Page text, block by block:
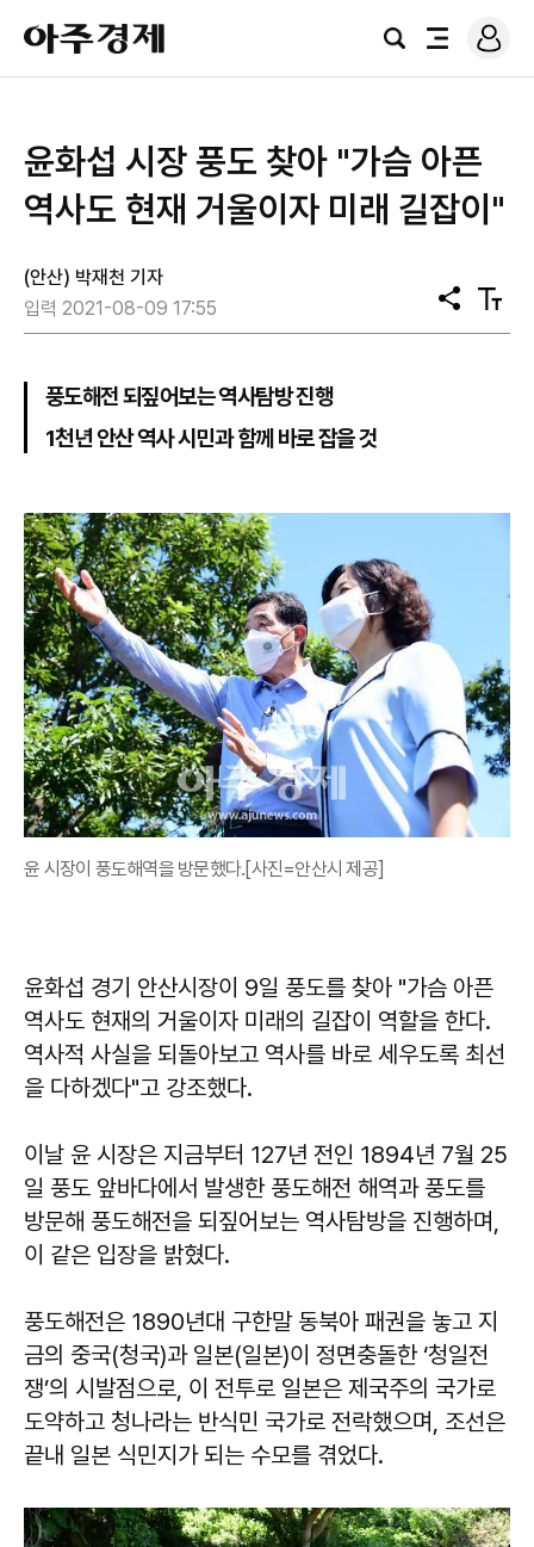
아
주
경
검
전
로
그
윤화섭 시장 풍도 찾아 "가슴 아픈
역사도 현재 거울이자 미래 길잡이"
(안산) 박재천 기자
입력 2021-08-09 17:55
공
유
텍
스
풍도해전 되짚어보는 역사탐방 진행
1천년 안산 역사 시민과 함께 바로 잡을 것
윤 시장이 풍도해역을 방문했다.[사진=안산시 제공]
윤화섭 경기 안산시장이 9일 풍도를 찾아 "가슴 아픈
역사도 현재의 거울이자 미래의 길잡이 역할을 한다.
역사적 사실을 되돌아보고 역사를 바로 세우도록 최선
을 다하겠다"고 강조했다.
이날 윤 시장은 지금부터 127년 전인 1894년 7월 25
일 풍도 앞바다에서 발생한 풍도해전 해역과 풍도를
방문해 풍도해전을 되짚어보는 역사탐방을 진행하며,
이 같은 입장을 밝혔다.
풍도해전은 1890년대 구한말 동북아 패권을 놓고 지
금의 중국(청국)과 일본(일본)이 정면충돌한 ‘청일전
쟁’의 시발점으로, 이 전투로 일본은 제국주의 국가로
도약하고 청나라는 반식민 국가로 전락했으며, 조선은
끝내 일본 식민지가 되는 수모를 겪었다.